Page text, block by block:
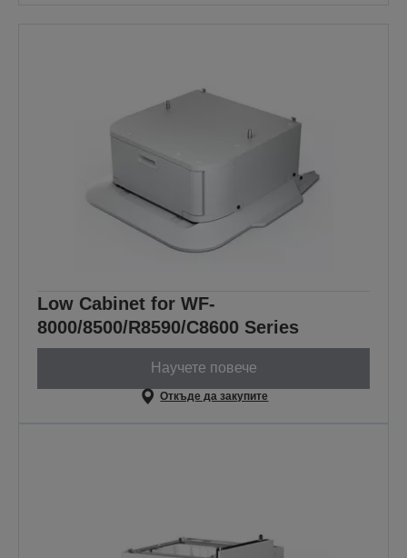
Low Cabinet for WF-
8000/8500/R8590/C8600 Series
Научете повече
Откъде да закупите